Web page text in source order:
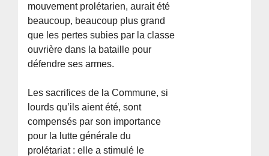
mouvement prolétarien, aurait été
beaucoup, beaucoup plus grand
que les pertes subies par la classe
ouvrière dans la bataille pour
défendre ses armes.
Les sacrifices de la Commune, si
lourds qu’ils aient été, sont
compensés par son importance
pour la lutte générale du
prolétariat : elle a stimulé le